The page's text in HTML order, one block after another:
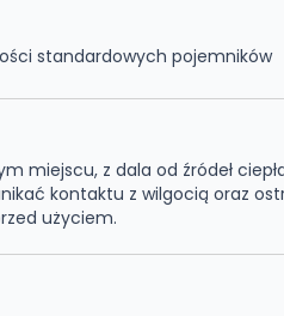
standardowych pojemników
miejscu, z dala od źródeł
kontaktu z wilgocią oraz
użyciem.